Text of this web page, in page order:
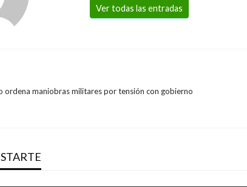
Ver todas las entradas
ordena maniobras militares por tensión con gobierno